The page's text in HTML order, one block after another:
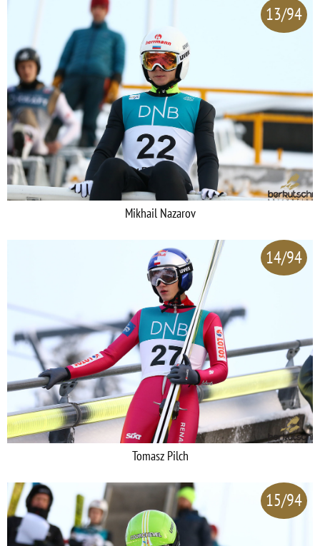
13/94
Mikhail Nazarov
14/94
Tomasz Pilch
15/94